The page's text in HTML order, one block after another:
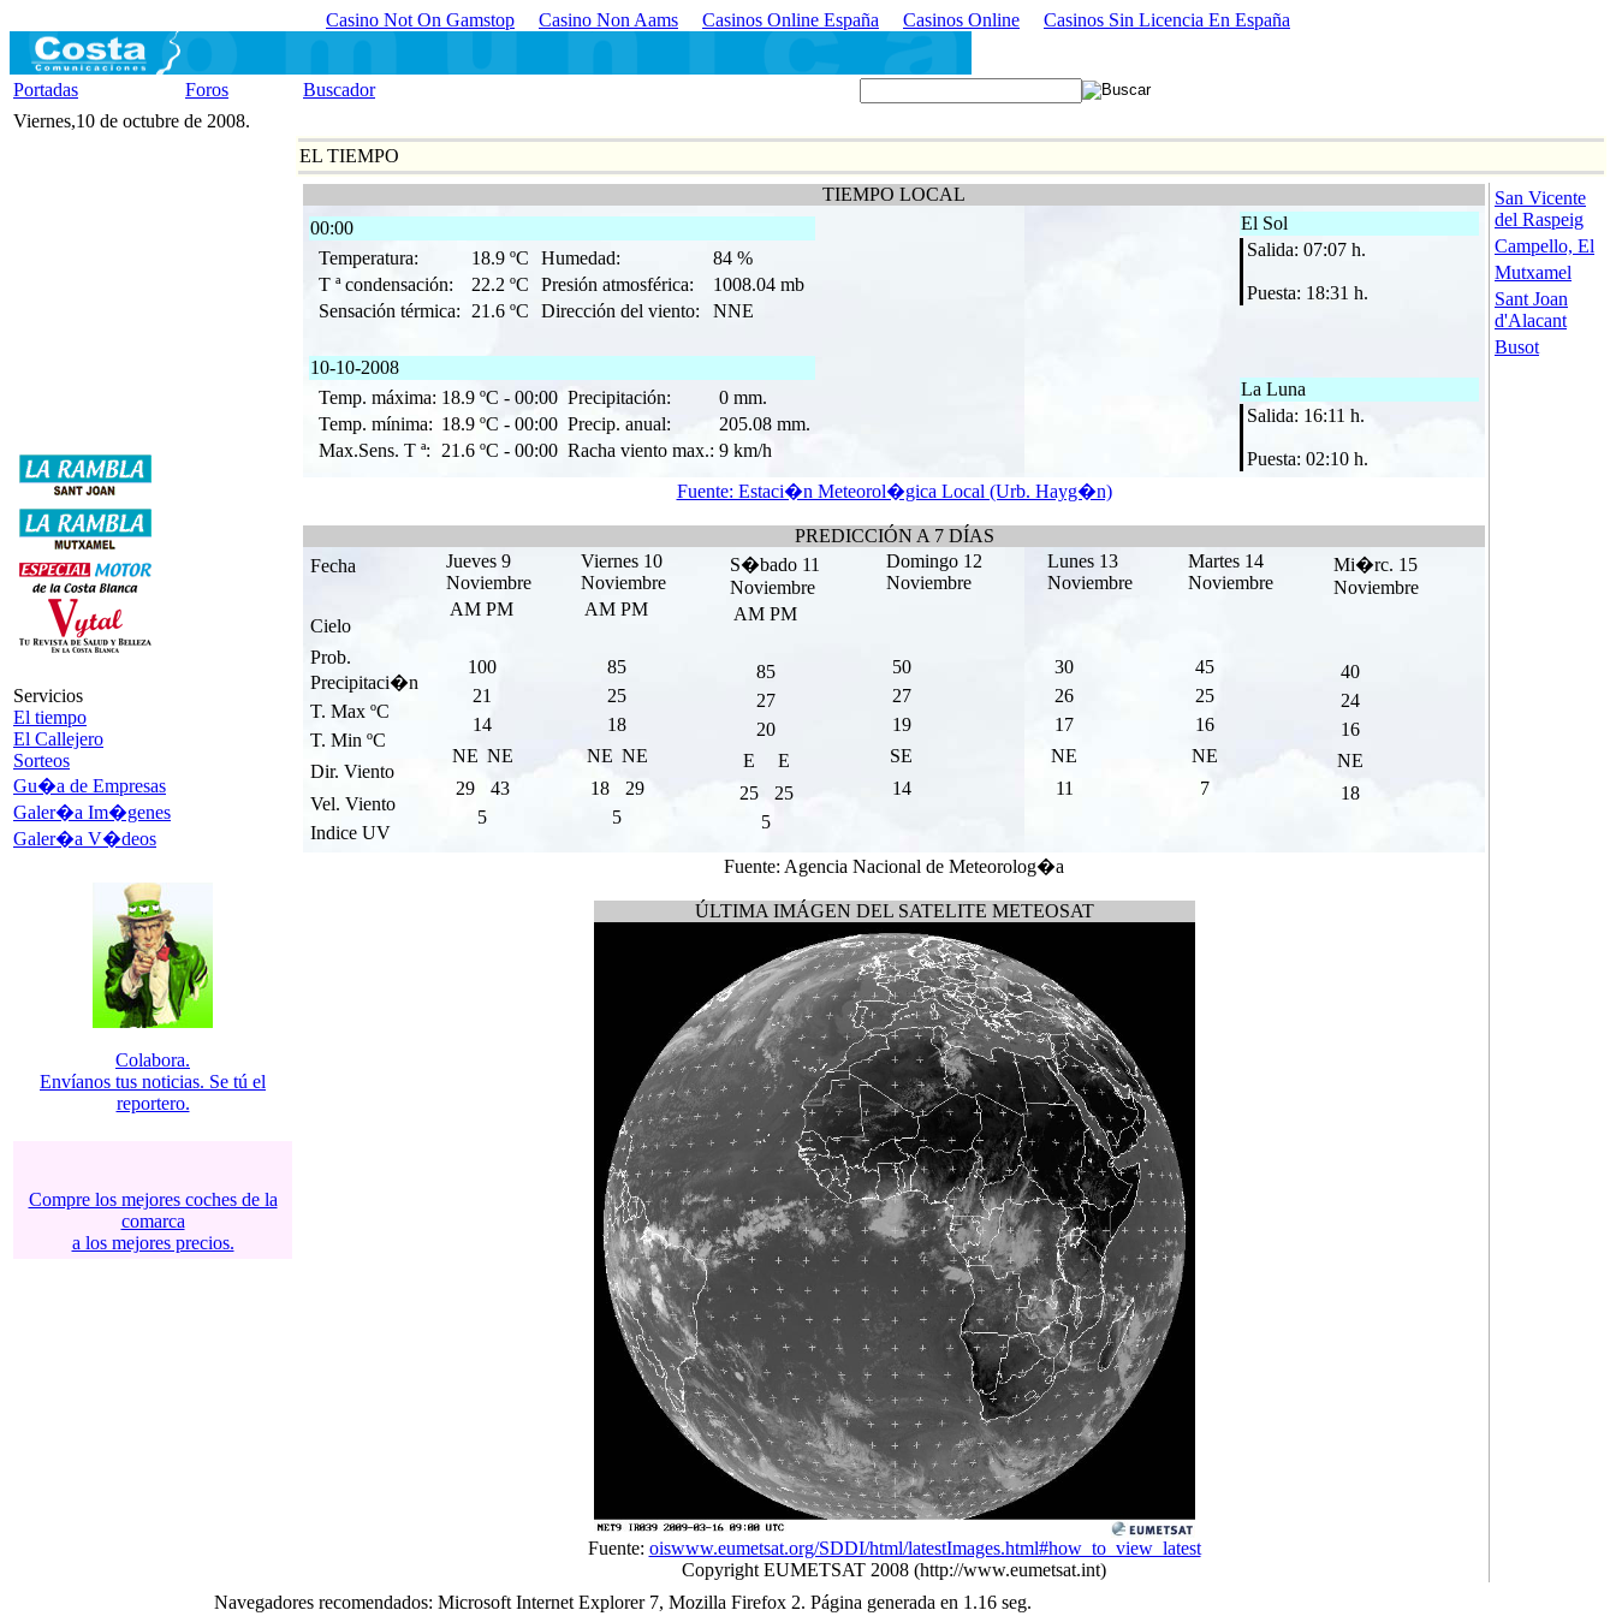
Casino Not On Gamstop Casino Non Aams Casinos Online España Casinos Online Casinos Sin Licencia En España
Portadas Foros
Buscador
Viernes,10 de octubre de 2008.
Servicios
El tiempo
El Callejero
Sorteos
Gu�a de Empresas
Galer�a Im�genes
Galer�a V�deos
Colabora.
Envíanos tus noticias. Se tú el
reportero.
Compre los mejores coches de la
comarca
a los mejores precios.
EL TIEMPO
TIEMPO LOCAL
00:00
Temperatura:
18.9 ºC Humedad:
84 %
T ª condensación:
22.2 ºC Presión atmosférica:
1008.04 mb
Sensación térmica: 21.6 ºC Dirección del viento: NNE
10-10-2008
Temp. máxima: 18.9 ºC - 00:00 Precipitación:
0 mm.
Temp. mínima: 18.9 ºC - 00:00 Precip. anual:
205.08 mm.
Max.Sens. T ª: 21.6 ºC - 00:00 Racha viento max.: 9 km/h
El Sol
Salida: 07:07 h.
Puesta: 18:31 h.
La Luna
Salida: 16:11 h.
Puesta: 02:10 h.
Fuente: Estaci�n Meteorol�gica Local (Urb. Hayg�n)
PREDICCIÓN A 7 DÍAS
Fecha
Cielo
Prob.
Precipitaci�n
T. Max ºC
T. Min ºC
Dir. Viento
Vel. Viento
Indice UV
Jueves 9
Noviembre
AM PM
100
21
14
NE NE
29
43
5
Viernes 10
Noviembre
AM PM
85
25
18
NE NE
18
29
5
S�bado 11
Noviembre
AM PM
85
27
20
E
E
25
25
5
Domingo 12
Noviembre
50
27
19
SE
14
Lunes 13
Noviembre
30
26
17
NE
11
Martes 14
Noviembre
45
25
16
NE
7
Mi�rc. 15
Noviembre
40
24
16
NE
18
Fuente: Agencia Nacional de Meteorolog�a
ÚLTIMA IMÁGEN DEL SATELITE METEOSAT
Fuente: oiswww.eumetsat.org/SDDI/html/latestImages.html#how_to_view_latest
Copyright EUMETSAT 2008 (http://www.eumetsat.int)
San Vicente
del Raspeig
Campello, El
Mutxamel
Sant Joan
d'Alacant
Busot
Navegadores recomendados: Microsoft Internet Explorer 7, Mozilla Firefox 2. Página generada en 1.16 seg.